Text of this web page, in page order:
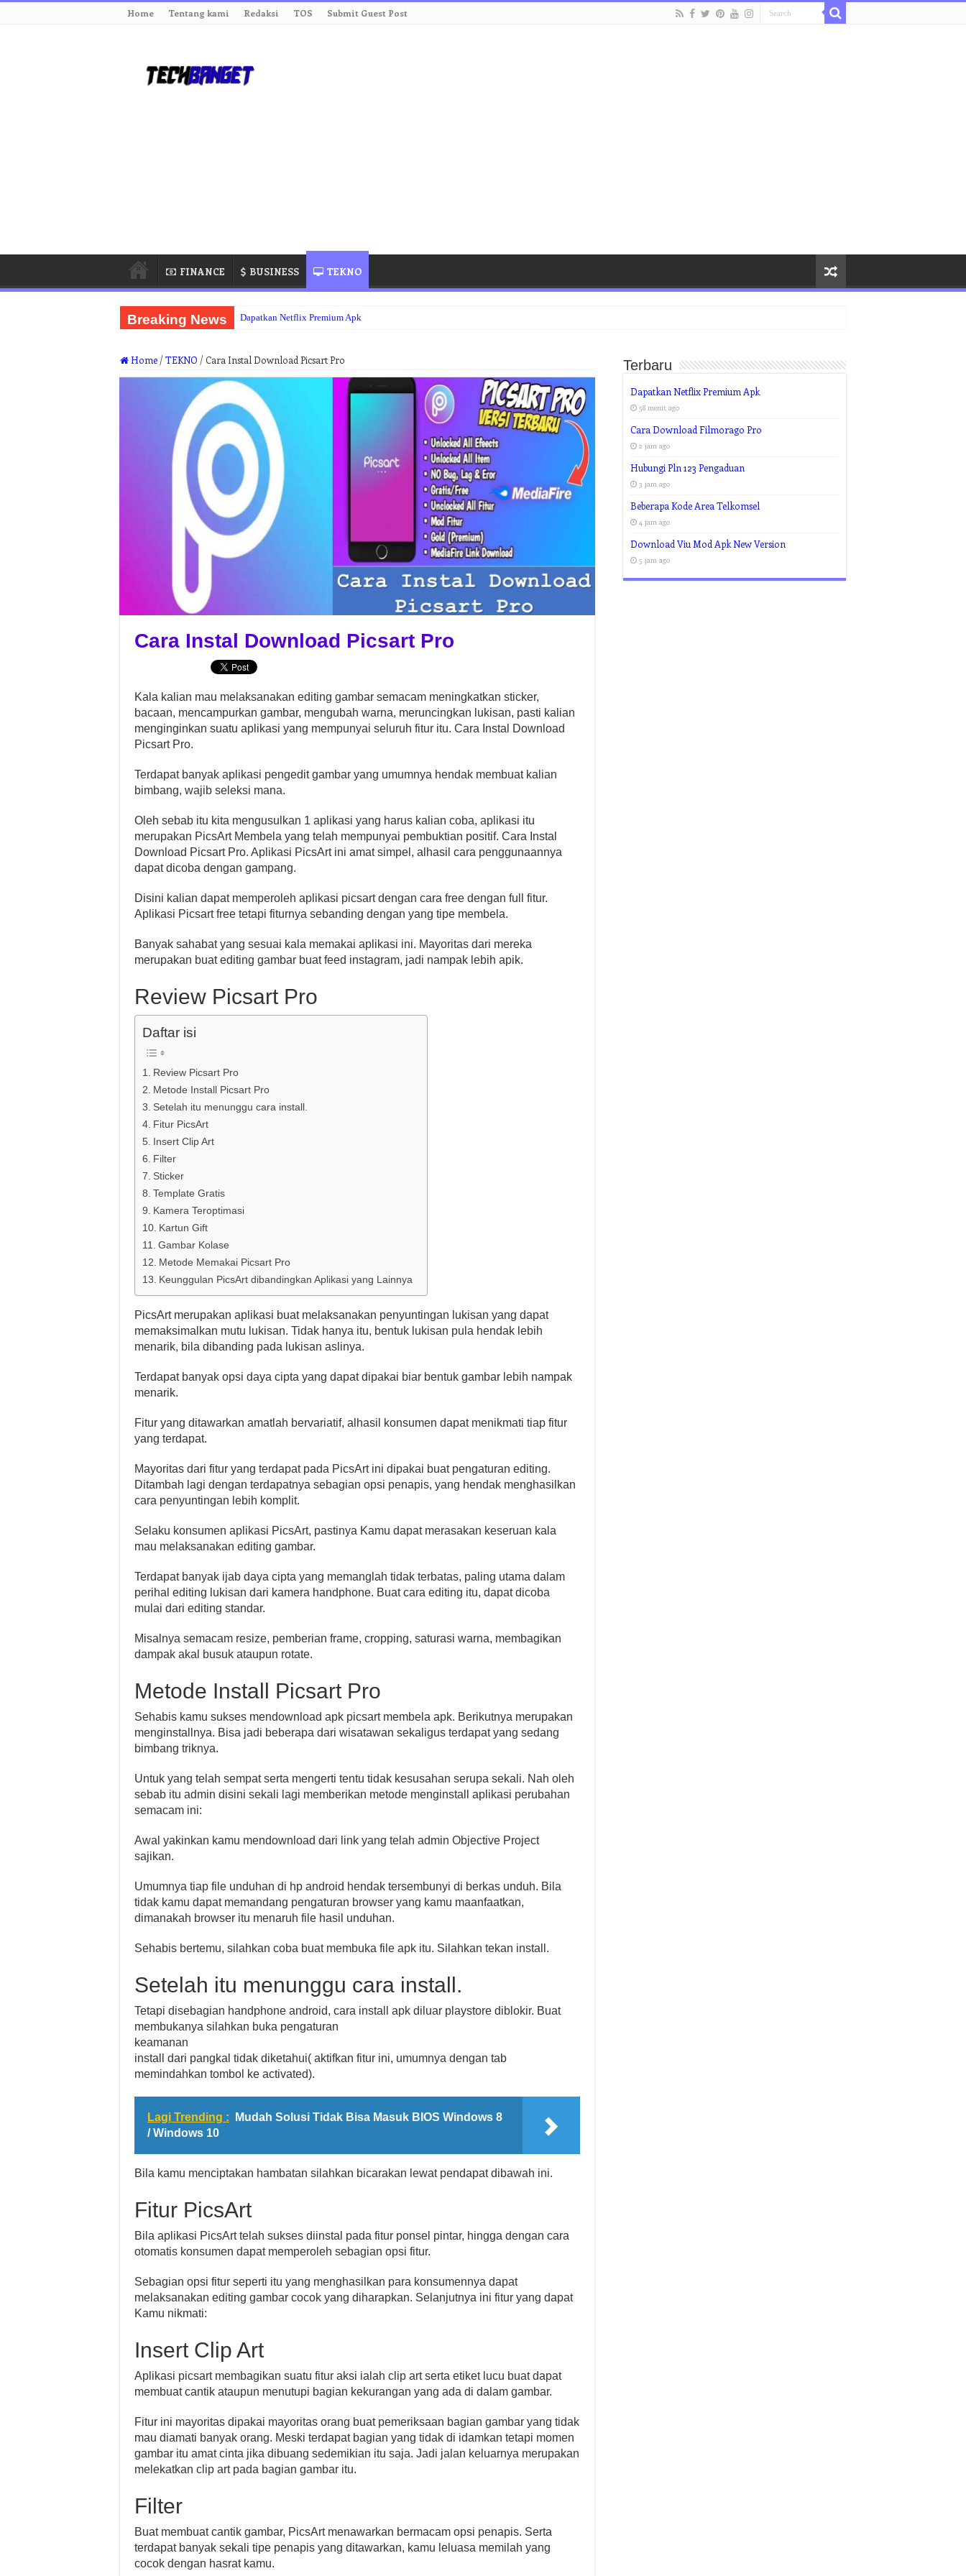
Home Tentang kami Redaksi TOS Submit Guest Post
FINANCE BUSINESS TEKNO
Breaking News Dapatkan Netflix Premium Apk
Home /TEKNO /Cara Instal Download Picsart Pro
Cara Instal Download Picsart Pro
Kala kalian mau melaksanakan editing gambar semacam meningkatkan sticker,
bacaan, mencampurkan gambar, mengubah warna, meruncingkan lukisan, pasti kalian
menginginkan suatu aplikasi yang mempunyai seluruh fitur itu. Cara Instal Download
Picsart Pro.
Terdapat banyak aplikasi pengedit gambar yang umumnya hendak membuat kalian
bimbang, wajib seleksi mana.
Oleh sebab itu kita mengusulkan 1 aplikasi yang harus kalian coba, aplikasi itu
merupakan PicsArt Membela yang telah mempunyai pembuktian positif. Cara Instal
Download Picsart Pro. Aplikasi PicsArt ini amat simpel, alhasil cara penggunaannya
dapat dicoba dengan gampang.
Disini kalian dapat memperoleh aplikasi picsart dengan cara free dengan full fitur.
Aplikasi Picsart free tetapi fiturnya sebanding dengan yang tipe membela.
Banyak sahabat yang sesuai kala memakai aplikasi ini. Mayoritas dari mereka
merupakan buat editing gambar buat feed instagram, jadi nampak lebih apik.
Review Picsart Pro
Daftar isi
Review Picsart Pro
Metode Install Picsart Pro
Setelah itu menunggu cara install.
Fitur PicsArt
Insert Clip Art
Filter
Sticker
Template Gratis
Kamera Teroptimasi
Kartun Gift
Gambar Kolase
Metode Memakai Picsart Pro
Keunggulan PicsArt dibandingkan Aplikasi yang Lainnya
PicsArt merupakan aplikasi buat melaksanakan penyuntingan lukisan yang dapat
memaksimalkan mutu lukisan. Tidak hanya itu, bentuk lukisan pula hendak lebih
menarik, bila dibanding pada lukisan aslinya.
Terdapat banyak opsi daya cipta yang dapat dipakai biar bentuk gambar lebih nampak
menarik.
Fitur yang ditawarkan amatlah bervariatif, alhasil konsumen dapat menikmati tiap fitur
yang terdapat.
Mayoritas dari fitur yang terdapat pada PicsArt ini dipakai buat pengaturan editing.
Ditambah lagi dengan terdapatnya sebagian opsi penapis, yang hendak menghasilkan
cara penyuntingan lebih komplit.
Selaku konsumen aplikasi PicsArt, pastinya Kamu dapat merasakan keseruan kala
mau melaksanakan editing gambar.
Terdapat banyak ijab daya cipta yang memanglah tidak terbatas, paling utama dalam
perihal editing lukisan dari kamera handphone. Buat cara editing itu, dapat dicoba
mulai dari editing standar.
Misalnya semacam resize, pemberian frame, cropping, saturasi warna, membagikan
dampak akal busuk ataupun rotate.
Metode Install Picsart Pro
Sehabis kamu sukses mendownload apk picsart membela apk. Berikutnya merupakan
menginstallnya. Bisa jadi beberapa dari wisatawan sekaligus terdapat yang sedang
bimbang triknya.
Untuk yang telah sempat serta mengerti tentu tidak kesusahan serupa sekali. Nah oleh
sebab itu admin disini sekali lagi memberikan metode menginstall aplikasi perubahan
semacam ini:
Awal yakinkan kamu mendownload dari link yang telah admin Objective Project
sajikan.
Umumnya tiap file unduhan di hp android hendak tersembunyi di berkas unduh. Bila
tidak kamu dapat memandang pengaturan browser yang kamu maanfaatkan,
dimanakah browser itu menaruh file hasil unduhan.
Sehabis bertemu, silahkan coba buat membuka file apk itu. Silahkan tekan install.
Setelah itu menunggu cara install.
Tetapi disebagian handphone android, cara install apk diluar playstore diblokir. Buat
membukanya silahkan buka pengaturan
keamanan
install dari pangkal tidak diketahui( aktifkan fitur ini, umumnya dengan tab
memindahkan tombol ke activated).
Lagi Trending :
Mudah Solusi Tidak Bisa Masuk BIOS Windows 8
/ Windows 10
Bila kamu menciptakan hambatan silahkan bicarakan lewat pendapat dibawah ini.
Fitur PicsArt
Bila aplikasi PicsArt telah sukses diinstal pada fitur ponsel pintar, hingga dengan cara
otomatis konsumen dapat memperoleh sebagian opsi fitur.
Sebagian opsi fitur seperti itu yang menghasilkan para konsumennya dapat
melaksanakan editing gambar cocok yang diharapkan. Selanjutnya ini fitur yang dapat
Kamu nikmati:
Insert Clip Art
Aplikasi picsart membagikan suatu fitur aksi ialah clip art serta etiket lucu buat dapat
membuat cantik ataupun menutupi bagian kekurangan yang ada di dalam gambar.
Fitur ini mayoritas dipakai mayoritas orang buat pemeriksaan bagian gambar yang tidak
mau diamati banyak orang. Meski terdapat bagian yang tidak di idamkan tetapi momen
gambar itu amat cinta jika dibuang sedemikian itu saja. Jadi jalan keluarnya merupakan
melekatkan clip art pada bagian gambar itu.
Filter
Buat membuat cantik gambar, PicsArt menawarkan bermacam opsi penapis. Serta
terdapat banyak sekali tipe penapis yang ditawarkan, kamu leluasa memilah yang
cocok dengan hasrat kamu.
Terbaru
Dapatkan Netflix Premium Apk
58 menit ago
Cara Download Filmorago Pro
2 jam ago
Hubungi Pln 123 Pengaduan
3 jam ago
Beberapa Kode Area Telkomsel
4 jam ago
Download Viu Mod Apk New Version
5 jam ago